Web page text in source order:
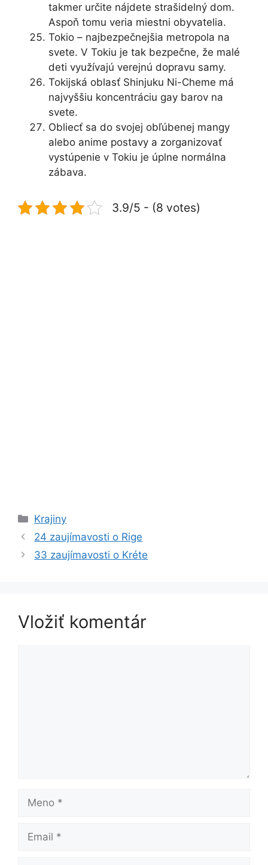
takmer určite nájdete strašidelný dom.
Aspoň tomu veria miestni obyvatelia.
Tokio – najbezpečnejšia metropola na
svete. V Tokiu je tak bezpečne, že malé
deti využívajú verejnú dopravu samy.
Tokijská oblasť Shinjuku Ni-Cheme má
najvyššiu koncentráciu gay barov na
svete.
Obliecť sa do svojej obľúbenej mangy
alebo anime postavy a zorganizovať
vystúpenie v Tokiu je úplne normálna
zábava.
3.9/5 - (8 votes)
Kategórie
Krajiny
24 zaujímavosti o Rige
33 zaujímavosti o Kréte
Vložiť komentár